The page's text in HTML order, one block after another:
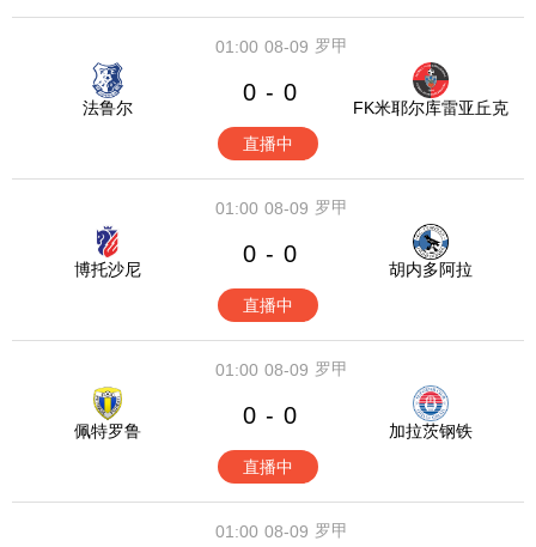
08-09
01:00 罗甲
法鲁尔
0 - 0
FK米耶尔库雷亚丘克
直播中
08-09
01:00 罗甲
博托沙尼
0 - 0
胡内多阿拉
直播中
08-09
01:00 罗甲
佩特罗鲁
0 - 0
加拉茨钢铁
直播中
08-09
01:00 罗甲